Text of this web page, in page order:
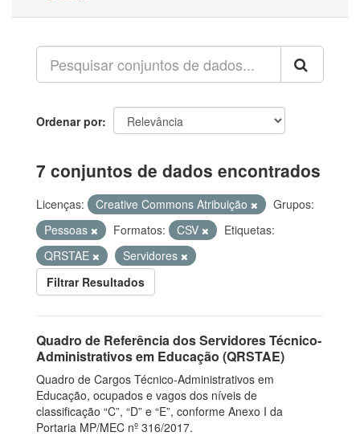
Ordenar por
7 conjuntos de dados encontrados
Licenças: Creative Commons Atribuição
Grupos:
Pessoas
Formatos: CSV
Etiquetas:
QRSTAE
Servidores
Filtrar Resultados
Quadro de Referência dos Servidores Técnico-
Administrativos em Educação (QRSTAE)
Quadro de Cargos Técnico-Administrativos em
Educação, ocupados e vagos dos níveis de
classificação “C”, “D” e “E”, conforme Anexo I da
Portaria MP/MEC nº 316/2017.